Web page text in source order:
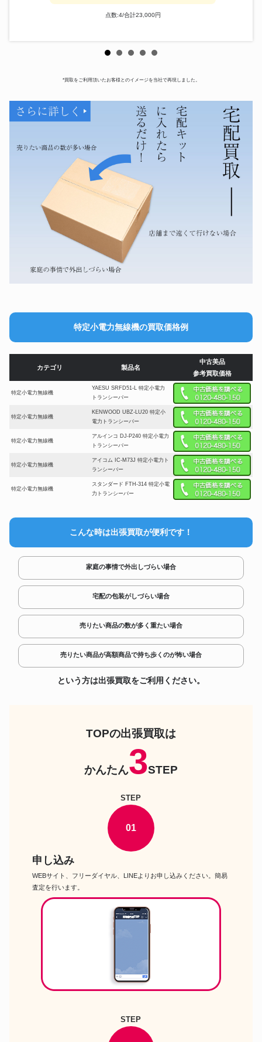
点数:4/合計23,000円
*買取をご利用頂いたお客様とのイメージを当社で再現しました。
特定小電力無線機の買取価格例
カテゴリ 製品名
中古美品
参考買取価格
特定小電力無線機
YAESU SRFD51-L 特定小電力
トランシーバー
特定小電力無線機
KENWOOD UBZ-LU20 特定小
電力トランシーバー
特定小電力無線機
アルインコ DJ-P240 特定小電力
トランシーバー
特定小電力無線機
アイコム IC-M73J 特定小電力ト
ランシーバー
特定小電力無線機
スタンダード FTH-314 特定小電
力トランシーバー
LS20 特定小電力トランシーバー
アイコム ショートアンテナモデ
アルインコ DJ-P300 特定小電力
特定小電力無線機
スタンダード FT-60 特定小電力
トランシーバー
特定小電力無線機
トランシーバー
定小電力トランシーバー
特定小電力無線機
ALINCO DJ-PB20BA 特定小電
力トランシーバー
スタンダード FTH-214 特定小電
ケンウッド UBZ-M31E-B 特定小
ケンウッド UTB-10 特定小電力
トランシーバー
アルインコ ロングアンテナ DJ-
R200DL 多機能特定小電力トラ
ンシーバー
アイコム IC-4120 特定小電力ト
ランシーバー
特定小電力無線機
こんな時は出張買取が便利です！
家庭の事情で外出しづらい場合
宅配の包装がしづらい場合
売りたい商品の数が多く重たい場合
売りたい商品が高額商品で持ち歩くのが怖い場合
という方は出張買取をご利用ください。
TOPの出張買取は
かんたん3STEP
STEP
01
申し込み
WEBサイト、フリーダイヤル、LINEよりお申し込みください。簡易
査定を行います。
STEP